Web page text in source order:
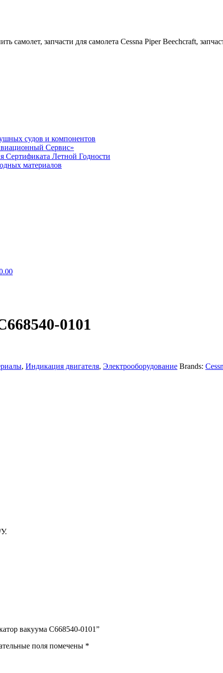
самолет, запчасти для самолета Cessna Piper Beechcraft,
судов и компонентов
Сервис»
Сертификата Летной Годности
материалов
0101
, Индикация двигателя, Электрооборудование Brands:
вакуума C668540-0101”
поля помечены *